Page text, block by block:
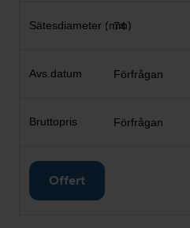
74
Förfrågan
Förfrågan
Offert